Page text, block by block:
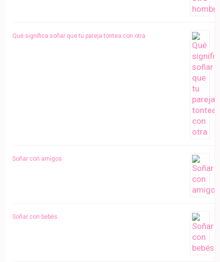
Qué significa soñar que tu pareja tontea con otra
Soñar con amigos
Soñar con bebés